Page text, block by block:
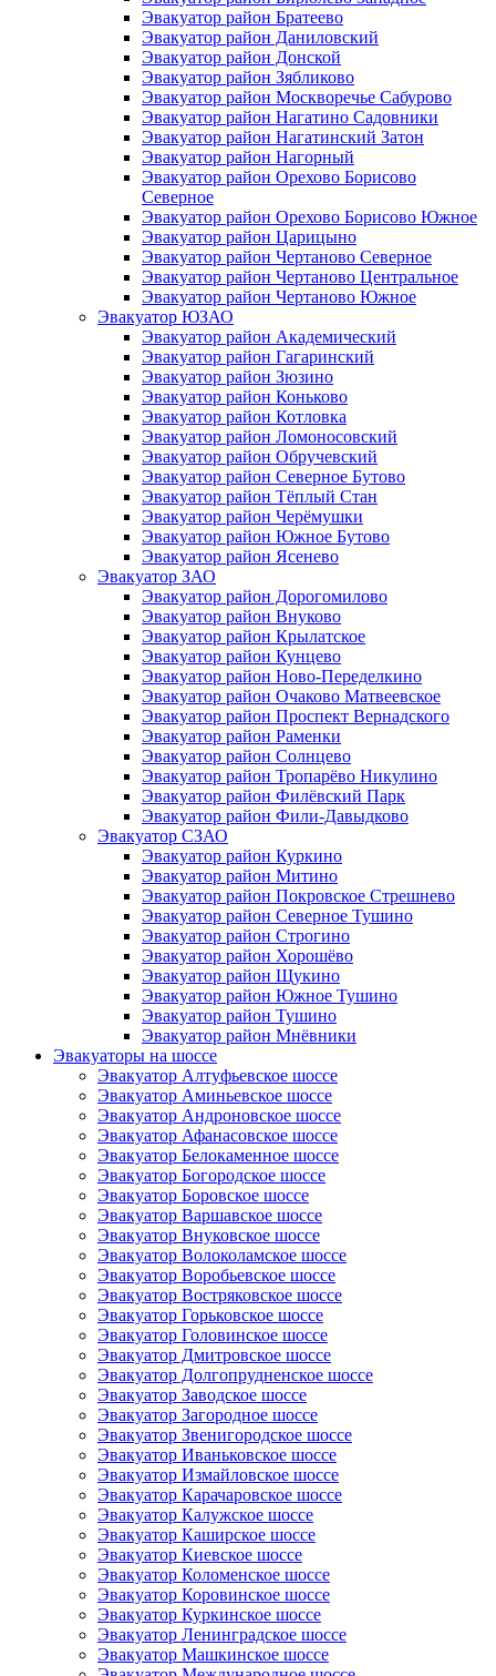
Эвакуатор район Братеево
Эвакуатор район Даниловский
Эвакуатор район Донской
Эвакуатор район Зябликово
Эвакуатор район Москворечье Сабурово
Эвакуатор район Нагатино Cадовники
Эвакуатор район Нагатинский Затон
Эвакуатор район Нагорный
Эвакуатор район Орехово Борисово
Северное
Эвакуатор район Орехово Борисово Южное
Эвакуатор район Царицыно
Эвакуатор район Чертаново Северное
Эвакуатор район Чертаново Центральное
Эвакуатор район Чертаново Южное
Эвакуатор ЮЗАО
Эвакуатор район Академический
Эвакуатор район Гагаринский
Эвакуатор район Зюзино
Эвакуатор район Коньково
Эвакуатор район Котловка
Эвакуатор район Ломоносовский
Эвакуатор район Обручевский
Эвакуатор район Северное Бутово
Эвакуатор район Тёплый Стан
Эвакуатор район Черёмушки
Эвакуатор район Южное Бутово
Эвакуатор район Ясенево
Эвакуатор ЗАО
Эвакуатор район Дорогомилово
Эвакуатор район Внуково
Эвакуатор район Крылатское
Эвакуатор район Кунцево
Эвакуатор район Ново-Переделкино
Эвакуатор район Очаково Матвеевское
Эвакуатор район Проспект Вернадского
Эвакуатор район Раменки
Эвакуатор район Солнцево
Эвакуатор район Тропарёво Никулино
Эвакуатор район Филёвский Парк
Эвакуатор район Фили-Давыдково
Эвакуатор СЗАО
Эвакуатор район Куркино
Эвакуатор район Митино
Эвакуатор район Покровское Стрешнево
Эвакуатор район Северное Тушино
Эвакуатор район Строгино
Эвакуатор район Хорошёво
Эвакуатор район Щукино
Эвакуатор район Южное Тушино
Эвакуатор район Тушино
Эвакуатор район Мнёвники
Эвакуаторы на шоссе
Эвакуатор Алтуфьевское шоссе
Эвакуатор Аминьевское шоссе
Эвакуатор Андроновское шоссе
Эвакуатор Афанасовское шоссе
Эвакуатор Белокаменное шоссе
Эвакуатор Богородское шоссе
Эвакуатор Боровское шоссе
Эвакуатор Варшавское шоссе
Эвакуатор Внуковское шоссе
Эвакуатор Волоколамское шоссе
Эвакуатор Воробьевское шоссе
Эвакуатор Востряковское шоссе
Эвакуатор Горьковское шоссе
Эвакуатор Головинское шоссе
Эвакуатор Дмитровское шоссе
Эвакуатор Долгопрудненское шоссе
Эвакуатор Заводское шоссе
Эвакуатор Загородное шоссе
Эвакуатор Звенигородское шоссе
Эвакуатор Иваньковское шоссе
Эвакуатор Измайловское шоссе
Эвакуатор Карачаровское шоссе
Эвакуатор Калужское шоссе
Эвакуатор Каширское шоссе
Эвакуатор Киевское шоссе
Эвакуатор Коломенское шоссе
Эвакуатор Коровинское шоссе
Эвакуатор Куркинское шоссе
Эвакуатор Ленинградское шоссе
Эвакуатор Машкинское шоссе